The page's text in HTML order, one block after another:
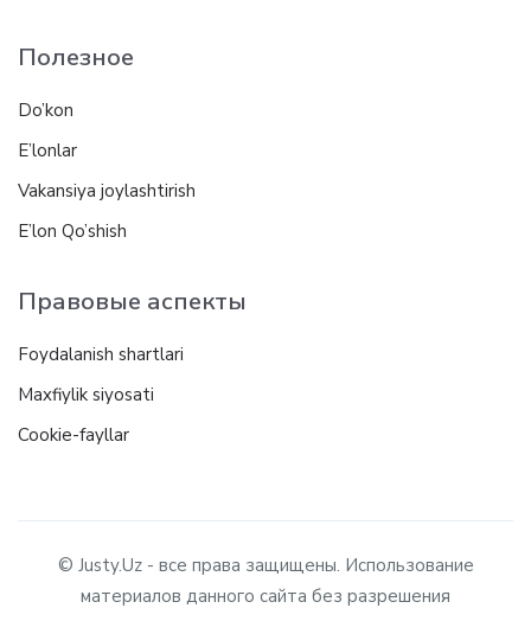
Полезное
Do’kon
E’lonlar
Vakansiya joylashtirish
E’lon Qo’shish
Правовые аспекты
Foydalanish shartlari
Maxfiylik siyosati
Cookie-fayllar
© Justy.Uz - все права защищены. Использование
материалов данного сайта без разрешения